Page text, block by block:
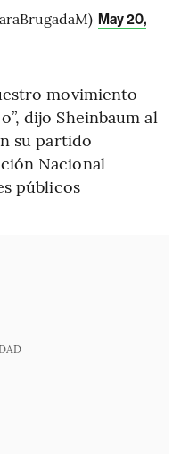
May 20,
movimiento
dijo Sheinbaum al
su partido
Nacional
públicos